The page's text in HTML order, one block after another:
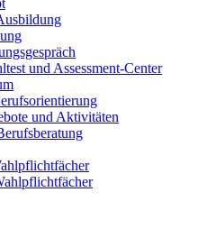
und Assessment-Center
und Aktivitäten